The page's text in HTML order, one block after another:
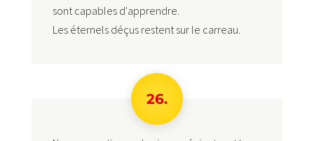
sont capables d'apprendre.
Les éternels déçus restent sur le carreau.
26.